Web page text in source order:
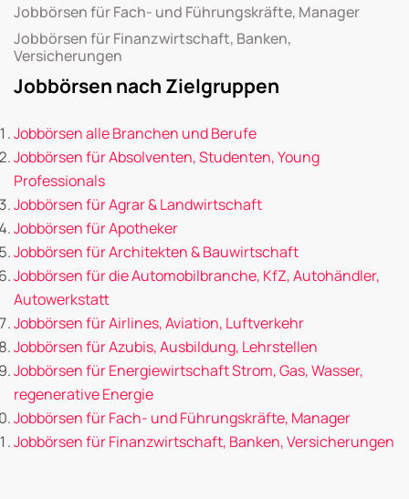
Jobbörsen für Fach- und Führungskräfte, Manager
Jobbörsen für Finanzwirtschaft, Banken,
Versicherungen
Jobbörsen nach Zielgruppen
Jobbörsen alle Branchen und Berufe
Jobbörsen für Absolventen, Studenten, Young
Professionals
Jobbörsen für Agrar & Landwirtschaft
Jobbörsen für Apotheker
Jobbörsen für Architekten & Bauwirtschaft
Jobbörsen für die Automobilbranche, KfZ, Autohändler,
Autowerkstatt
Jobbörsen für Airlines, Aviation, Luftverkehr
Jobbörsen für Azubis, Ausbildung, Lehrstellen
Jobbörsen für Energiewirtschaft Strom, Gas, Wasser,
regenerative Energie
Jobbörsen für Fach- und Führungskräfte, Manager
Jobbörsen für Finanzwirtschaft, Banken, Versicherungen